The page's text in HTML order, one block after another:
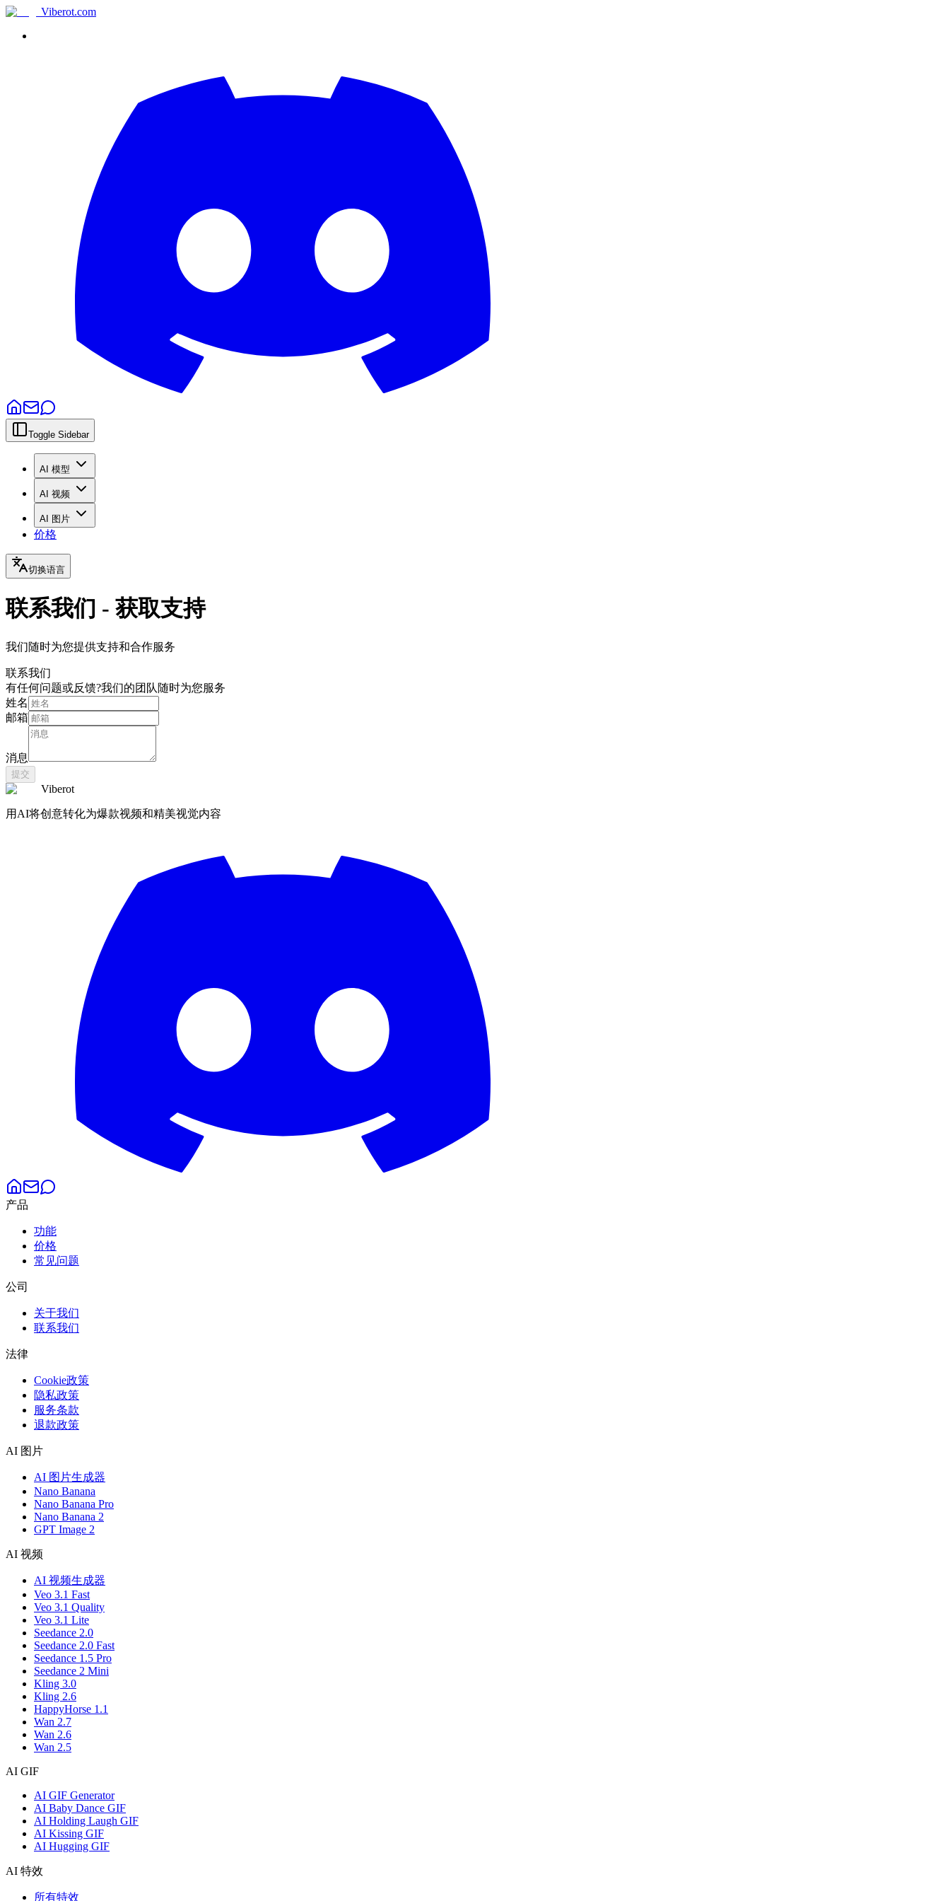
Viberot.com
Toggle Sidebar
AI 模型
AI 视频
AI 图片
价格
切换语言
联系我们 - 获取支持
我们随时为您提供支持和合作服务
联系我们
有任何问题或反馈?我们的团队随时为您服务
姓名
邮箱
消息
提交
Viberot
用AI将创意转化为爆款视频和精美视觉内容
产品
功能
价格
常见问题
公司
关于我们
联系我们
法律
Cookie政策
隐私政策
服务条款
退款政策
AI 图片
AI 图片生成器
Nano Banana
Nano Banana Pro
Nano Banana 2
GPT Image 2
AI 视频
AI 视频生成器
Veo 3.1 Fast
Veo 3.1 Quality
Veo 3.1 Lite
Seedance 2.0
Seedance 2.0 Fast
Seedance 1.5 Pro
Seedance 2 Mini
Kling 3.0
Kling 2.6
HappyHorse 1.1
Wan 2.7
Wan 2.6
Wan 2.5
AI GIF
AI GIF Generator
AI Baby Dance GIF
AI Holding Laugh GIF
AI Kissing GIF
AI Hugging GIF
AI 特效
所有特效